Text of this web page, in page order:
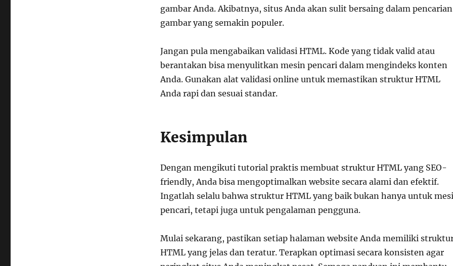
gambar Anda. Akibatnya, situs Anda akan sulit bersaing dalam pencarian
gambar yang semakin populer.
Jangan pula mengabaikan validasi HTML. Kode yang tidak valid atau
berantakan bisa menyulitkan mesin pencari dalam mengindeks konten
Anda. Gunakan alat validasi online untuk memastikan struktur HTML
Anda rapi dan sesuai standar.
Kesimpulan
Dengan mengikuti tutorial praktis membuat struktur HTML yang SEO-
friendly, Anda bisa mengoptimalkan website secara alami dan efektif.
Ingatlah selalu bahwa struktur HTML yang baik bukan hanya untuk
pencari, tetapi juga untuk pengalaman pengguna.
Mulai sekarang, pastikan setiap halaman website Anda memiliki
HTML yang jelas dan teratur. Terapkan optimasi secara konsisten agar